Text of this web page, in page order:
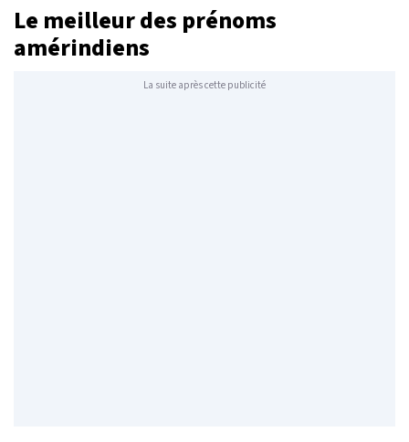
Le meilleur des prénoms
amérindiens
La suite après cette publicité